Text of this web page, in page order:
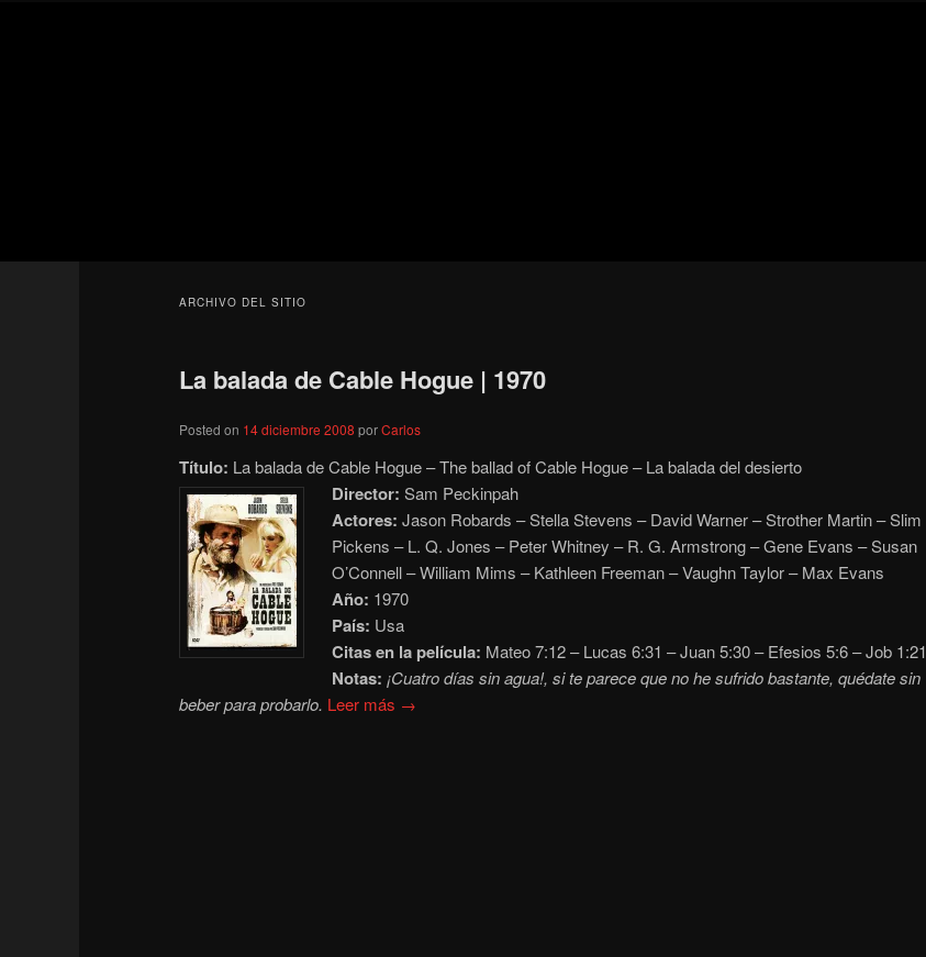
ARCHIVO DEL SITIO
La balada de Cable Hogue | 1970
Posted on 14 diciembre 2008 porCarlos
Título: La balada de Cable Hogue – The ballad of Cable Hogue – La balada del desierto
Director: Sam Peckinpah
Actores: Jason Robards – Stella Stevens – David Warner – Strother Martin – Slim
Pickens – L. Q. Jones – Peter Whitney – R. G. Armstrong – Gene Evans – Susan
O’Connell – William Mims – Kathleen Freeman – Vaughn Taylor – Max Evans
Año: 1970
País: Usa
Citas en la película: Mateo 7:12 – Lucas 6:31 – Juan 5:30 – Efesios 5:6 – Job 1:21
Notas: ¡Cuatro días sin agua!, si te parece que no he sufrido bastante, quédate sin
beber para probarlo. Leer más →